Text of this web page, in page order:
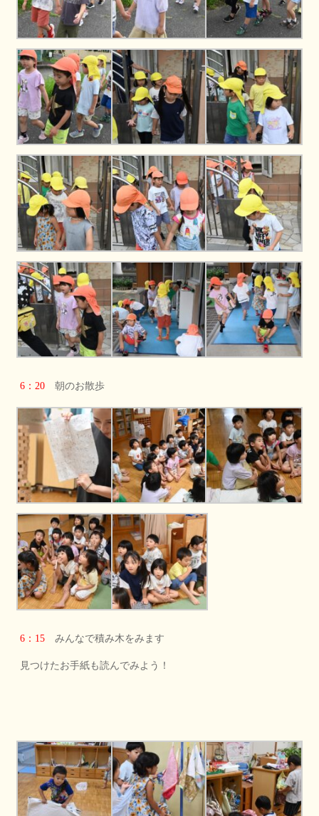
6：20 朝のお散歩
6：15 みんなで積み木をみます
見つけたお手紙も読んでみよう！